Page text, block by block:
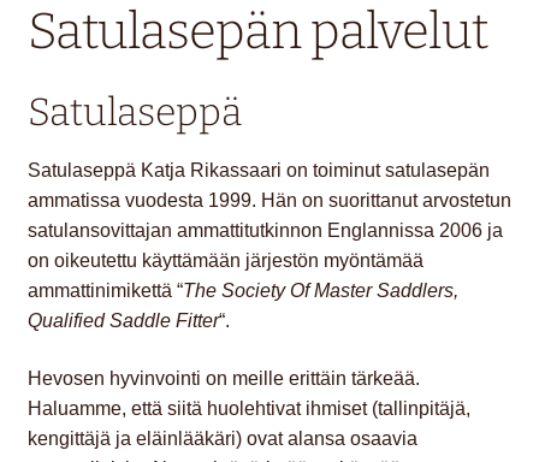
valikko
VERKKOKAUPPA
YHTEYSTIEDOT
Satulasepän palvelut
Satulaseppä
Satulaseppä Katja Rikassaari on toiminut satulasepän
ammatissa vuodesta 1999. Hän on suorittanut arvostetun
satulansovittajan ammattitutkinnon Englannissa 2006 ja
on oikeutettu käyttämään järjestön myöntämää
ammattinimikettä “The Society Of Master Saddlers,
Qualified Saddle Fitter“.
Hevosen hyvinvointi on meille erittäin tärkeää.
Haluamme, että siitä huolehtivat ihmiset (tallinpitäjä,
kengittäjä ja eläinlääkäri) ovat alansa osaavia